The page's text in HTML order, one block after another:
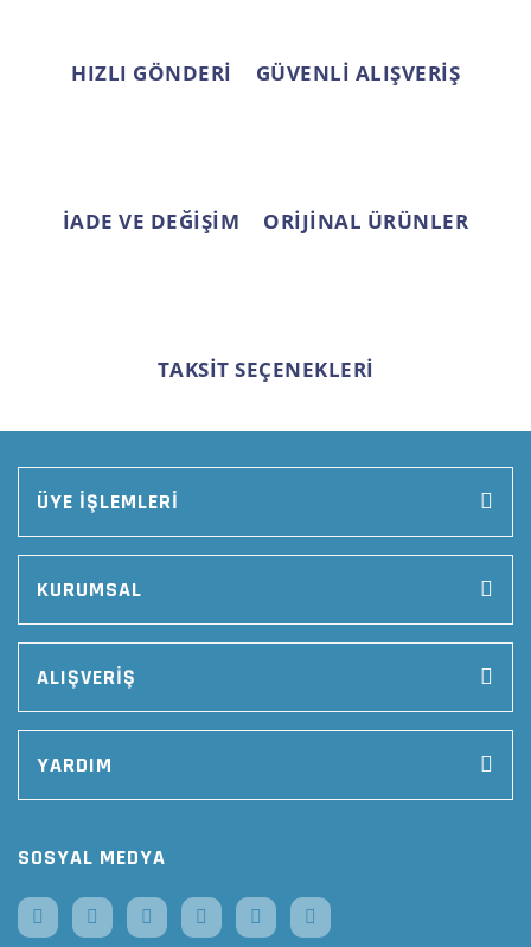
HIZLI GÖNDERİ GÜVENLİ ALIŞVERİŞ
İADE VE DEĞİŞİM ORİJİNAL ÜRÜNLER
TAKSİT SEÇENEKLERİ
ÜYE İŞLEMLERİ
KURUMSAL
ALIŞVERİŞ
YARDIM
SOSYAL MEDYA